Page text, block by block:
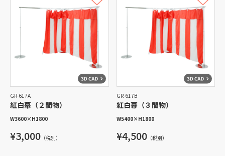
GR-617A
紅白幕（２間物）
W3600× H1800
¥3,000 （税別）
GR-617B
紅白幕（３間物）
W5400× H1800
¥4,500（税別）